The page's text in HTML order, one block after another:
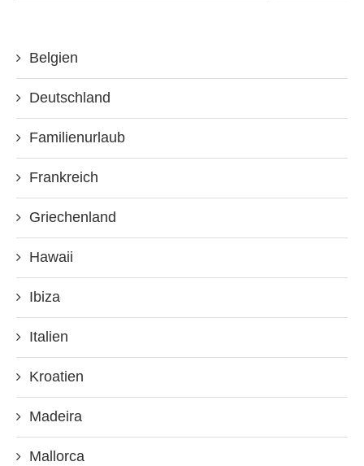
Belgien
Deutschland
Familienurlaub
Frankreich
Griechenland
Hawaii
Ibiza
Italien
Kroatien
Madeira
Mallorca